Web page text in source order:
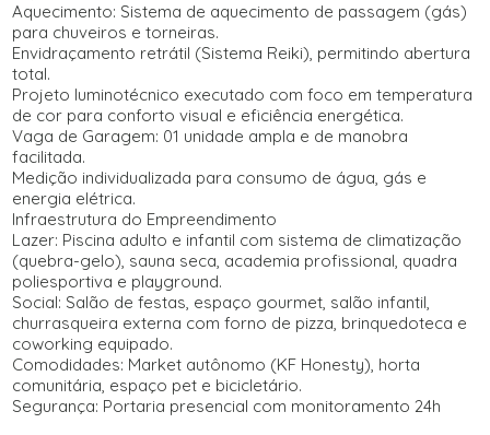
Aquecimento: Sistema de aquecimento de passagem (gás)
para chuveiros e torneiras.
Envidraçamento retrátil (Sistema Reiki), permitindo abertura
total.
Projeto luminotécnico executado com foco em temperatura
de cor para conforto visual e eficiência energética.
Vaga de Garagem: 01 unidade ampla e de manobra
facilitada.
Medição individualizada para consumo de água, gás e
energia elétrica.
Infraestrutura do Empreendimento
Lazer: Piscina adulto e infantil com sistema de climatização
(quebra-gelo), sauna seca, academia profissional, quadra
poliesportiva e playground.
Social: Salão de festas, espaço gourmet, salão infantil,
churrasqueira externa com forno de pizza, brinquedoteca e
coworking equipado.
Comodidades: Market autônomo (KF Honesty), horta
comunitária, espaço pet e bicicletário.
Segurança: Portaria presencial com monitoramento 24h